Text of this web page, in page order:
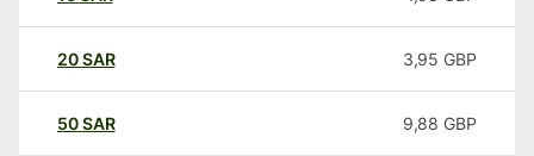
20SAR 3,95 GBP
50SAR 9,88 GBP